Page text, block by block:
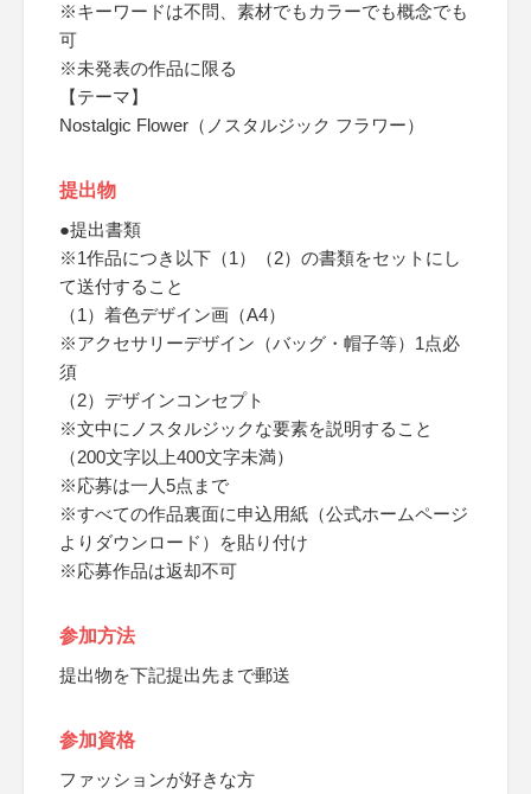
※キーワードは不問、素材でもカラーでも概念でも
可
※未発表の作品に限る
【テーマ】
Nostalgic Flower（ノスタルジック フラワー）
提出物
●提出書類
※1作品につき以下（1）（2）の書類をセットにし
て送付すること
（1）着色デザイン画（A4）
※アクセサリーデザイン（バッグ・帽子等）1点必
須
（2）デザインコンセプト
※文中にノスタルジックな要素を説明すること
（200文字以上400文字未満）
※応募は一人5点まで
※すべての作品裏面に申込用紙（公式ホームページ
よりダウンロード）を貼り付け
※応募作品は返却不可
参加方法
提出物を下記提出先まで郵送
参加資格
ファッションが好きな方